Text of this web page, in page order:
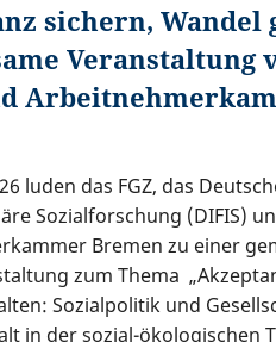
sichern, Wandel
Veranstaltung
luden das FGZ, das
Sozialforschung (DIFIS)
Bremen zu einer
zum Thema
Sozialpolitik und
in der sozial-ökologischen